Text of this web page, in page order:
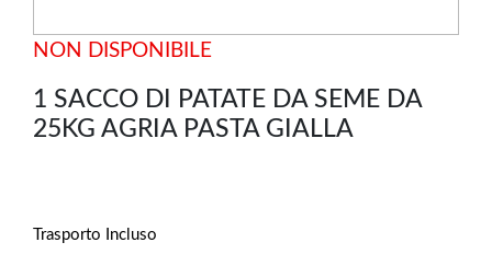
NON DISPONIBILE
1 SACCO DI PATATE DA SEME DA
25KG AGRIA PASTA GIALLA
Trasporto Incluso